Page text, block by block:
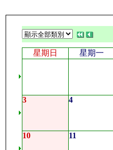
星期日 星期一
3 4
10 11